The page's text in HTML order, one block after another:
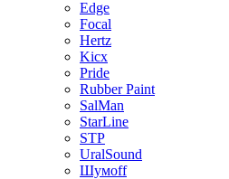
Edge
Focal
Hertz
Kicx
Pride
Rubber Paint
SalMan
StarLine
STP
UralSound
Шумoff